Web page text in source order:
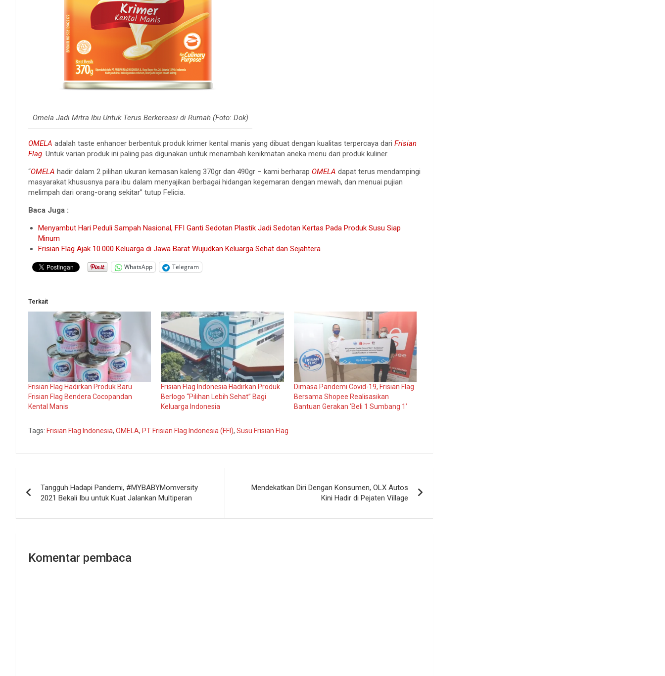
Omela Jadi Mitra Ibu Untuk Terus Berkereasi di Rumah (Foto: Dok)
OMELA adalah taste enhancer berbentuk produk krimer kental manis yang dibuat dengan kualitas terpercaya dari Frisian
Flag. Untuk varian produk ini paling pas digunakan untuk menambah kenikmatan aneka menu dari produk kuliner.
“OMELA hadir dalam 2 pilihan ukuran kemasan kaleng 370gr dan 490gr – kami berharap OMELA dapat terus mendampingi
masyarakat khususnya para ibu dalam menyajikan berbagai hidangan kegemaran dengan mewah, dan menuai pujian
melimpah dari orang-orang sekitar” tutup Felicia.
Baca Juga :
Menyambut Hari Peduli Sampah Nasional, FFI Ganti Sedotan Plastik Jadi Sedotan Kertas Pada Produk Susu Siap
Minum
Frisian Flag Ajak 10.000 Keluarga di Jawa Barat Wujudkan Keluarga Sehat dan Sejahtera
WhatsApp Telegram
Terkait
Frisian Flag Hadirkan Produk Baru
Frisian Flag Bendera Cocopandan
Kental Manis
Frisian Flag Indonesia Hadirkan Produk
Berlogo “Pilihan Lebih Sehat” Bagi
Keluarga Indonesia
Dimasa Pandemi Covid-19, Frisian Flag
Bersama Shopee Realisasikan
Bantuan Gerakan ‘Beli 1 Sumbang 1’
Tags: Frisian Flag Indonesia, OMELA, PT Frisian Flag Indonesia (FFI), Susu Frisian Flag
pos
Tangguh Hadapi Pandemi, #MYBABYMomversity
2021 Bekali Ibu untuk Kuat Jalankan Multiperan
Mendekatkan Diri Dengan Konsumen, OLX Autos
Kini Hadir di Pejaten Village
Komentar pembaca